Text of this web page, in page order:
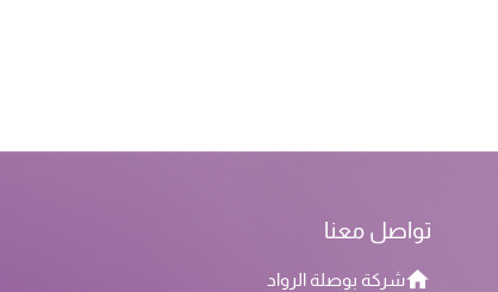
تواصل معنا
شركة بوصلة الرواد